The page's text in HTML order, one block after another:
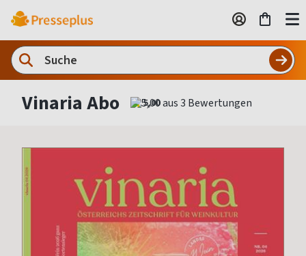
Vinaria Abo 5,00